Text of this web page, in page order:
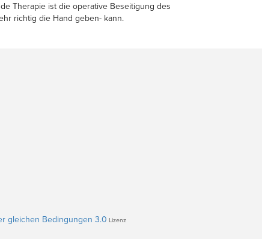
Therapie ist die operative Beseitigung des
richtig die Hand geben- kann.
gleichen Bedingungen 3.0 Lizenz